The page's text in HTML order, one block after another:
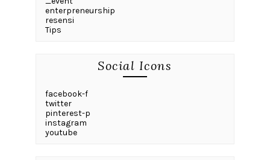
enterpreneurship
resensi
Tips
Social Icons
facebook-f
twitter
pinterest-p
instagram
youtube